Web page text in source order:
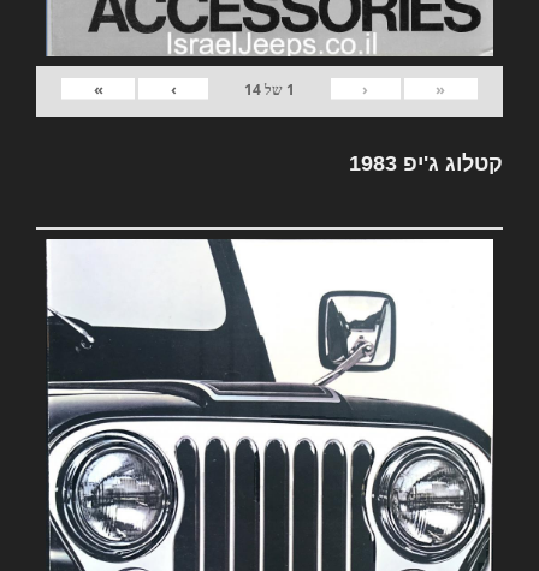
«
‹
1 של14
›
»
קטלוג ג'יפ 1983